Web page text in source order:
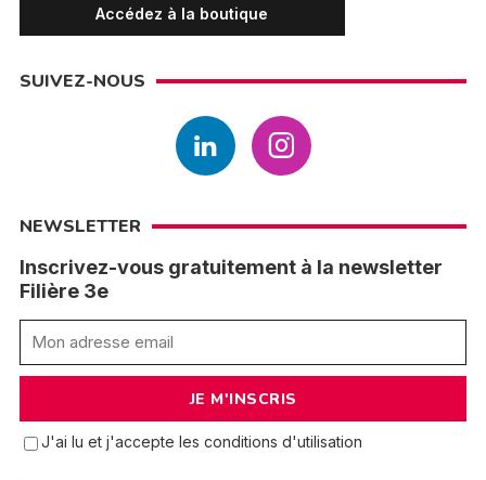
Accédez à la boutique
SUIVEZ-NOUS
NEWSLETTER
Inscrivez-vous gratuitement à la newsletter
Filière 3e
J'ai lu et j'accepte les conditions d'utilisation